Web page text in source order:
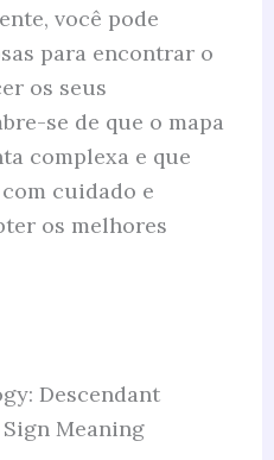
você pode
para encontrar o
os seus
se de que o mapa
complexa e que
cuidado e
os melhores
Descendant
Meaning